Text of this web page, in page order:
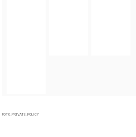
FOTO_PRIVATE_POLICY